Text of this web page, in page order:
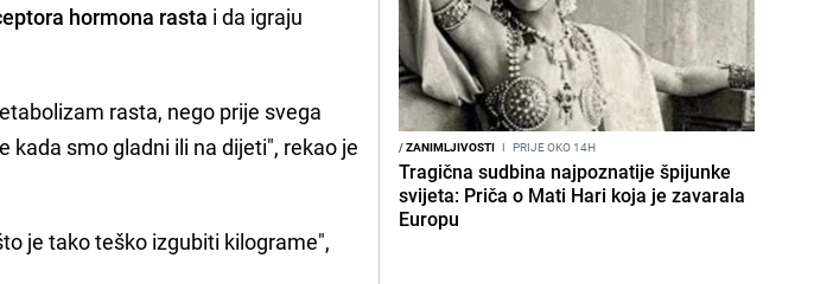
hormona rasta i da igraju
rasta, nego prije svega
smo gladni ili na dijeti", rekao je
je tako teško izgubiti kilograme",
/ZANIMLJIVOSTI I PRIJE OKO 14H
Tragična sudbina najpoznatije špijunke
svijeta: Priča o Mati Hari koja je zavarala
Europu